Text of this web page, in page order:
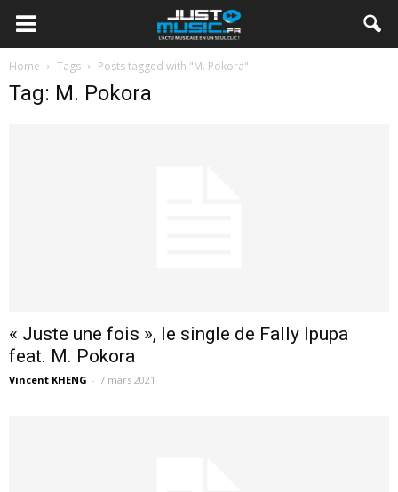
Home Tags Posts tagged with "M. Pokora"
Tag: M. Pokora
« Juste une fois », le single de Fally Ipupa
feat. M. Pokora
Vincent KHENG - 7 mars 2021